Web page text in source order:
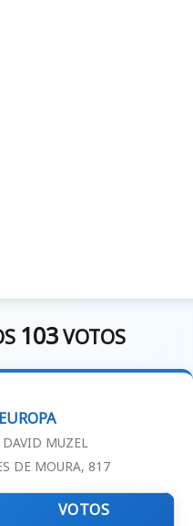
103VOTOS
MUZEL
DE MOURA, 817
VOTOS